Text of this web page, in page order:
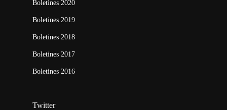
Boletines 2020
Boletines 2019
Boletines 2018
Boletines 2017
Boletines 2016
Twitter